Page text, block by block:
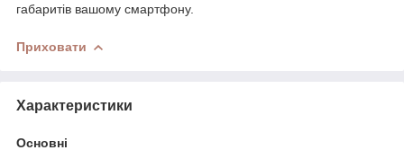
габаритів вашому смартфону.
Приховати
Характеристики
Основні